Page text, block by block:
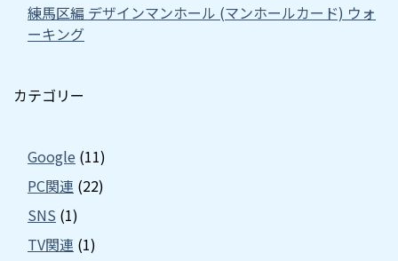
練馬区編 デザインマンホール (マンホールカード) ウォ
ーキング
カテゴリー
Google (11)
PC関連 (22)
SNS (1)
TV関連 (1)